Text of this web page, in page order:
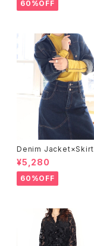
60%OFF
Denim Jacket×Skirt
¥5,280
60%OFF